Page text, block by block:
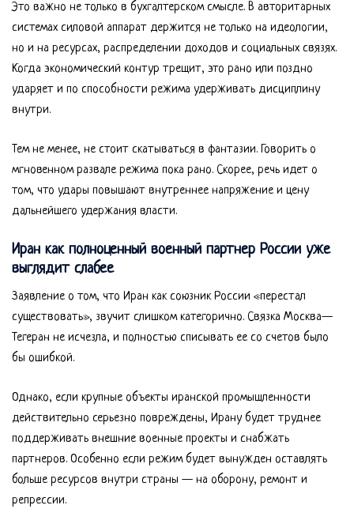
Это важно не только в бухгалтерском смысле. В авторитарных
системах силовой аппарат держится не только на идеологии,
но и на ресурсах, распределении доходов и социальных связях.
Когда экономический контур трещит, это рано или поздно
ударяет и по способности режима удерживать дисциплину
внутри.
Тем не менее, не стоит скатываться в фантазии. Говорить о
мгновенном развале режима пока рано. Скорее, речь идет о
том, что удары повышают внутреннее напряжение и цену
дальнейшего удержания власти.
Иран как полноценный военный партнер России уже
выглядит слабее
Заявление о том, что Иран как союзник России «перестал
существовать», звучит слишком категорично. Связка Москва—
Тегеран не исчезла, и полностью списывать ее со счетов было
бы ошибкой.
Однако, если крупные объекты иранской промышленности
действительно серьезно повреждены, Ирану будет труднее
поддерживать внешние военные проекты и снабжать
партнеров. Особенно если режим будет вынужден оставлять
больше ресурсов внутри страны — на оборону, ремонт и
репрессии.